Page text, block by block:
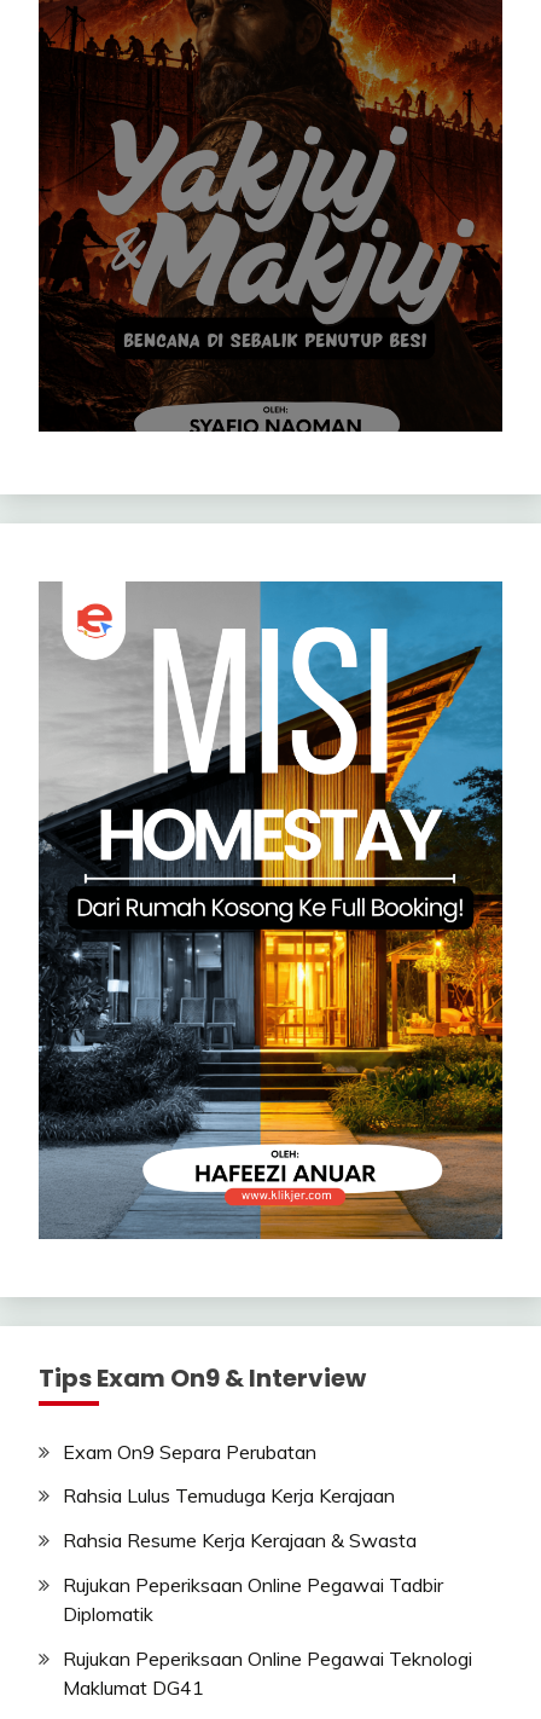
Tips Exam On9 & Interview
Exam On9 Separa Perubatan
Rahsia Lulus Temuduga Kerja Kerajaan
Rahsia Resume Kerja Kerajaan & Swasta
Rujukan Peperiksaan Online Pegawai Tadbir
Diplomatik
Rujukan Peperiksaan Online Pegawai Teknologi
Maklumat DG41